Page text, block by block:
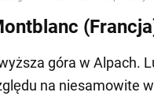
góra w Alpach.
na niesamowite